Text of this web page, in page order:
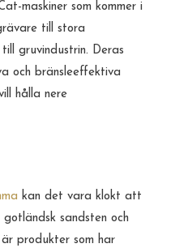
maskiner som kommer i
till stora
gruvindustrin. Deras
och bränsleeffektiva
hålla nere
kan det vara klokt att
sandsten och
produkter som har